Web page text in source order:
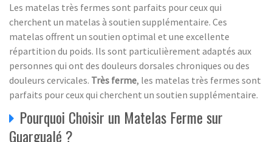
Les matelas très fermes sont parfaits pour ceux qui
cherchent un matelas à soutien supplémentaire. Ces
matelas offrent un soutien optimal et une excellente
répartition du poids. Ils sont particulièrement adaptés aux
personnes qui ont des douleurs dorsales chroniques ou des
douleurs cervicales. Très ferme, les matelas très fermes sont
parfaits pour ceux qui cherchent un soutien supplémentaire.
Pourquoi Choisir un Matelas Ferme sur
Guargualé ?